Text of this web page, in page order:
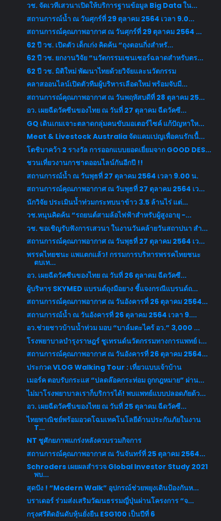
วช. จัดเวทีเสวนาเปิดให้บริการฐานข้อมูล Big Data ใน...
สถานการณ์น้ำ ณ วันศุกร์ที่ 29 ตุลาคม 2564 เวลา 9.0...
สถานการณ์คุณภาพอากาศ ณ วันศุกร์ที่ 29 ตุลาคม 2564 ...
62 ปี วช. เปิดตัว เด็กเก่ง คิดค้น “ถุงตอนกิ่งสำหรั...
62 ปี วช. ยกงานวิจัย “นวัตกรรมเซนเซอร์ฉลาดสำหรับตร...
62 ปี วช. มิติใหม่ พัฒนาไทยด้วยวิจัยและนวัตกรรม
คลาสออนไลน์เปิดตัวทีมผู้บริหารเลือดใหม่ พร้อมจับมื...
สถานการณ์คุณภาพอากาศ ณ วันพฤหัสบดีที่ 28 ตุลาคม 25...
อว. เผยฉีดวัคซีนของไทย ณ วันที่ 27 ตุลาคม ฉีดวัคซี...
GQ เดินเกมเจาะตลาดกลุ่มคนขับมอเตอร์ไซค์ แก้ปัญหาให...
Meat & Livestock Australia จัดแคมเปญเพื่อคนรักเนื้...
โตชิบาคว้า 2 รางวัล การออกแบบยอดเยี่ยมจาก GOOD DES...
ชวนเที่ยวงานกาชาดออนไลน์กันอีกปี !!
สถานการณ์น้ำ ณ วันพุธที่ 27 ตุลาคม 2564 เวลา 9.00 น.
สถานการณ์คุณภาพอากาศ ณ วันพุธที่ 27 ตุลาคม 2564 เว...
นักวิจัย ประเมินน้ำท่วมกระทบนาข้าว 3.5 ล้านไร่ แต่...
วช.หนุนคิดค้น “รถยนต์สามล้อไฟฟ้าสำหรับผู้สูงอายุ -...
วช. ขอเชิญรับฟังการเสวนา ในงานวันคล้ายวันสถาปนา สำ...
สถานการณ์คุณภาพอากาศ ณ วันพุธที่ 27 ตุลาคม 2564 เว...
พรรคไทยชนะ แพแตกแล้ว! กรรมการบริหารพรรคไทยชนะ
ตบเท...
อว. เผยฉีดวัคซีนของไทย ณ วันที่ 26 ตุลาคม ฉีดวัคซี...
ผู้บริหาร SKYMED แบรนด์ถุงมือยาง ชี้แจงกรณีแบรนด์ถ...
สถานการณ์คุณภาพอากาศ ณ วันอังคารที่ 26 ตุลาคม 2564...
สถานการณ์น้ำ ณ วันอังคารที่ 26 ตุลาคม 2564 เวลา 9....
อว.ช่วยชาวบ้านน้ำท่วม มอบ “บาล์มตะไคร้ อว.” 3,000 ...
โรงพยาบาลบำรุงราษฎร์ ชูเทรนด์นวัตกรรมทางการแพทย์ เ...
สถานการณ์คุณภาพอากาศ ณ วันอังคารที่ 26 ตุลาคม 2564...
ประกวด VLOG Walking Tour : เที่ยวแบบเจ้าบ้าน
เมอร์ค ตอบรับกระแส “ปลดล๊อคกระท่อม ถูกกฎหมาย” ผ่าน...
ไม่มาโรงพยาบาลเราก็บริการได้! พบแพทย์แบบปลอดภัยด้ว...
อว. เผยฉีดวัคซีนของไทย ณ วันที่ 25 ตุลาคม ฉีดวัคซี...
ไทยพาณิชย์พร้อมอวดโฉมเทคโนโลยีด้านประกันภัยในงาน
T...
NT ชูศักยภาพแกร่งหลังควบรวมกิจการ
สถานการณ์คุณภาพอากาศ ณ วันจันทร์ที่ 25 ตุลาคม 2564...
Schroders เผยผลสำรวจ Global Investor Study 2021
พบ...
สุดปัง ! “Modern Walk” อุปกรณ์ช่วยพยุงเดินป้องกันห...
บราเดอร์ ร่วมส่งเสริมวัฒนธรรมญี่ปุ่นผ่านโครงการ “จ...
กรุงศรีติดอันดับหุ้นยั่งยืน ESG100 เป็นปีที่ 6